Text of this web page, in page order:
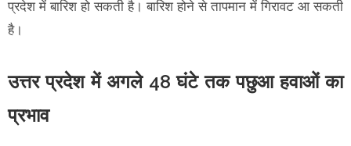
प्रदेश में बारिश हो सकती है। बारिश होने से तापमान में गिरावट आ सकती
है।
उत्तर प्रदेश में अगले 48 घंटे तक पछुआ हवाओं का
प्रभाव